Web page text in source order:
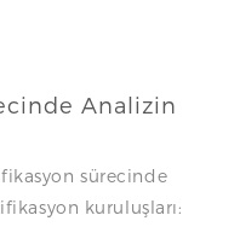
Analizin
sürecinde
kuruluşları: